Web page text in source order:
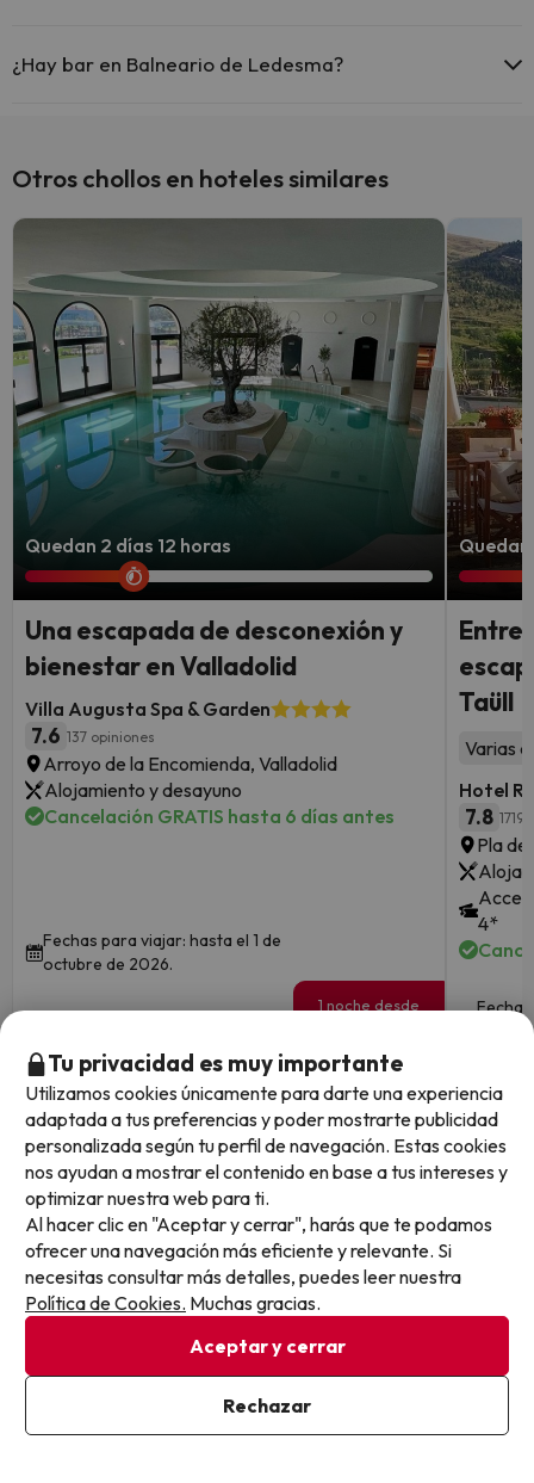
¿Hay bar en Balneario de Ledesma?
Otros chollos en hoteles similares
Quedan 2 días 12 horas
Una escapada de desconexión y
bienestar en Valladolid
Villa Augusta Spa & Garden
7.6 137 opiniones
Arroyo de la Encomienda, Valladolid
Alojamiento y desayuno
Cancelación GRATIS hasta 6 días antes
Fechas para viajar: hasta el 1 de
octubre de 2026.
1 noche desde
Quedan
Entre
Taüll
Varias
Hotel
7.8 1719
Pla
4*
de
Ver todos los chollos
Otras iniciativas de éxito del grupo Viajes Para Ti S.L.U.
son Esquiades.com (la web líder de viajes a la nieve en
España) y Amimir.com, el buscador de hoteles con más
de 1.000.000 de alojamientos disponibles para
reservar y viajar por todo el mundo.
Tu privacidad es muy importante
Utilizamos cookies únicamente para darte una experiencia
adaptada a tus preferencias y poder mostrarte publicidad
personalizada según tu perfil de navegación. Estas cookies
nos ayudan a mostrar el contenido en base a tus intereses y
optimizar nuestra web para ti.
Al hacer clic en "Aceptar y cerrar", harás que te podamos
ofrecer una navegación más eficiente y relevante. Si
necesitas consultar más detalles, puedes leer nuestra
Política de Cookies. Muchas gracias.
Aceptar y cerrar
Rechazar